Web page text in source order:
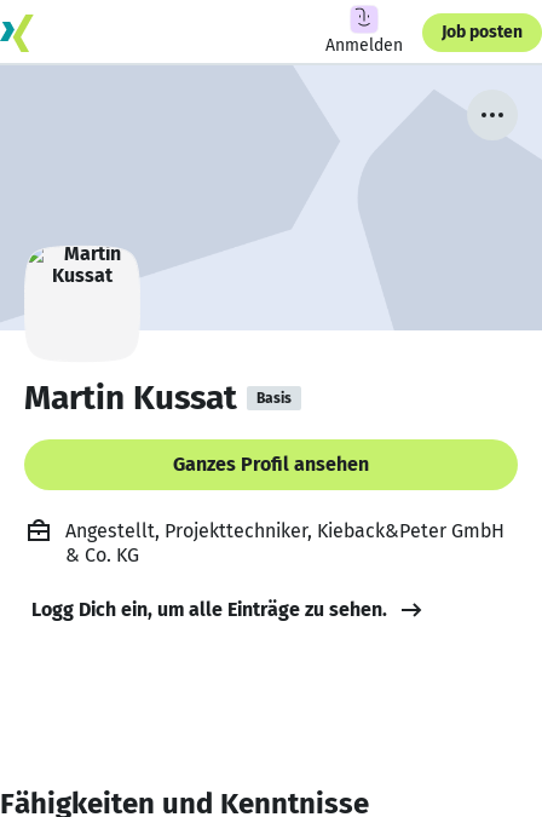
Anmelden
Job posten
Martin Kussat Basis
Ganzes Profil ansehen
Angestellt, Projekttechniker, Kieback&Peter GmbH
& Co. KG
Logg Dich ein, um alle Einträge zu sehen.
Fähigkeiten und Kenntnisse